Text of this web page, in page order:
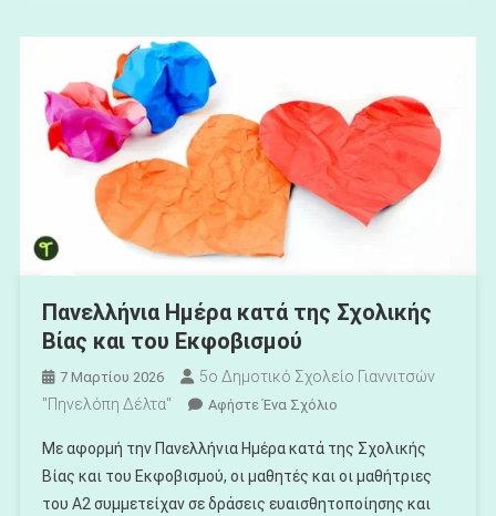
Πανελλήνια Ημέρα κατά της Σχολικής
Βίας και του Εκφοβισμού
7 Μαρτίου 2026
5ο Δημοτικό Σχολείο Γιαννιτσών
"Πηνελόπη Δέλτα"
Αφήστε Ένα ΣχόλιοΓια
Πανελλήνια
Ημέρα
Κατά
Με αφορμή την Πανελλήνια Ημέρα κατά της Σχολικής
Βίας και του Εκφοβισμού, οι μαθητές και οι μαθήτριες
του Α2 συμμετείχαν σε δράσεις ευαισθητοποίησης και